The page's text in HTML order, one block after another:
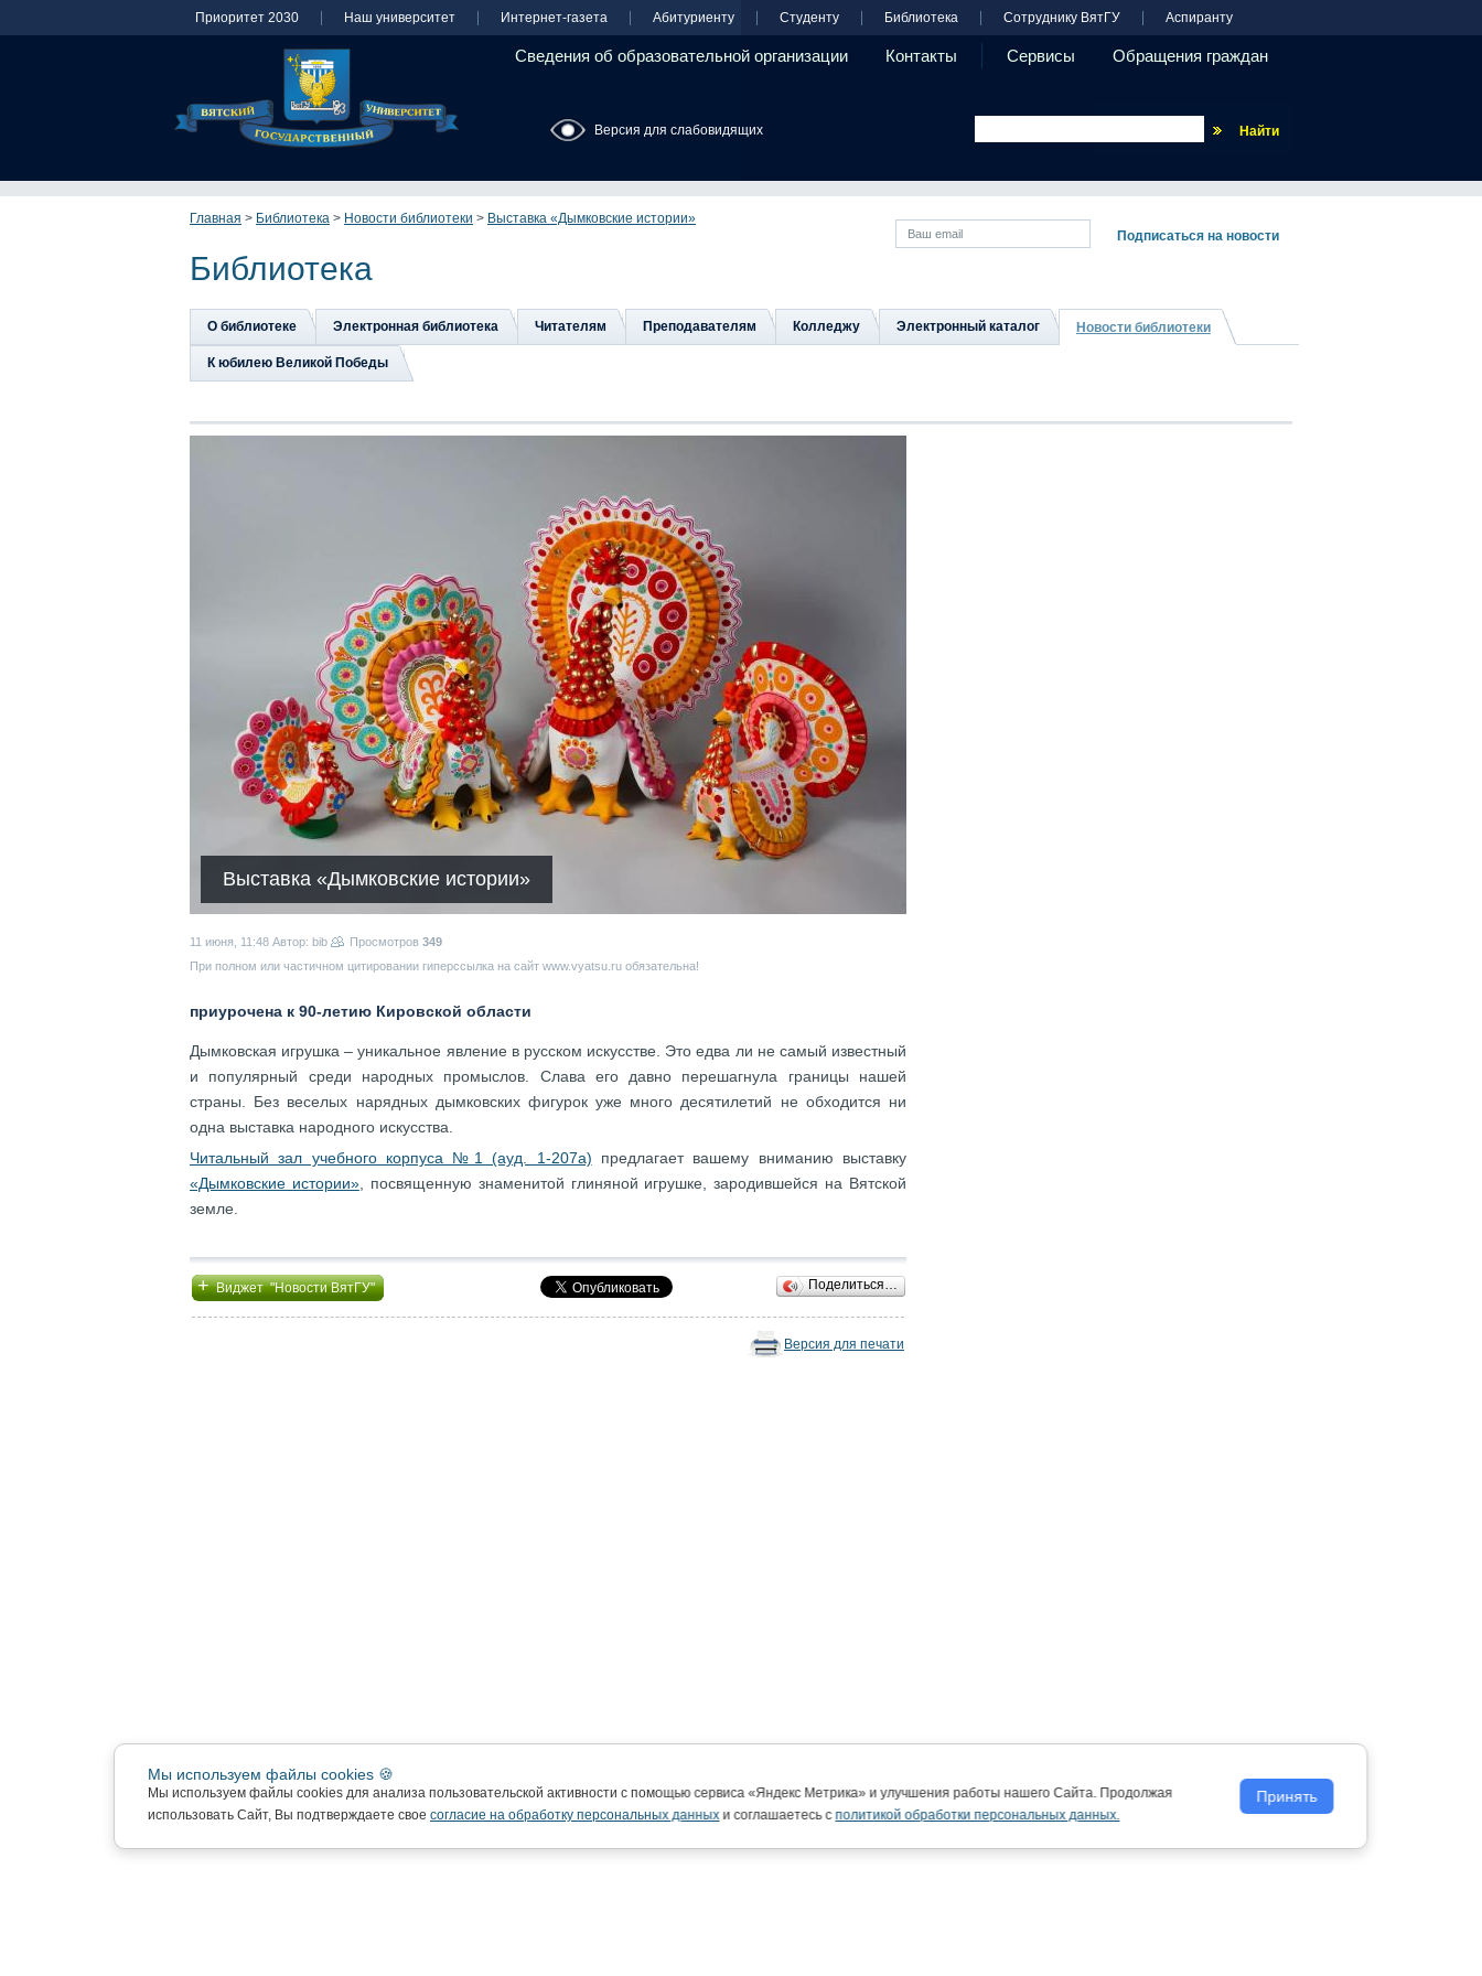
Приоритет 2030 Наш университет Интернет-газета Абитуриенту Студенту Библиотека Сотруднику ВятГУ Аспиранту
Сведения об образовательной организации Контакты Сервисы Обращения граждан
Версия для слабовидящих
Главная > Библиотека > Новости библиотеки > Выставка «Дымковские истории»
Библиотека
О библиотеке Электронная библиотека Читателям Преподавателям Колледжу Электронный каталог Новости библиотеки
К юбилею Великой Победы
Выставка «Дымковские истории»
11 июня, 11:48 Автор: bib Просмотров 349
При полном или частичном цитировании гиперссылка на сайт www.vyatsu.ru обязательна!
приурочена к 90-летию Кировской области
Дымковская игрушка – уникальное явление в русском искусстве. Это едва ли не самый известный
и популярный среди народных промыслов. Слава его давно перешагнула границы нашей
страны. Без веселых нарядных дымковских фигурок уже много десятилетий не обходится ни
одна выставка народного искусства.
Читальный зал учебного корпуса №1 (ауд. 1-207а) предлагает вашему вниманию выставку
«Дымковские истории», посвященную знаменитой глиняной игрушке, зародившейся на Вятской
земле.
+Виджет "Новости ВятГУ" Поделиться…
Версия для печати
Мы используем файлы cookies 🍪
Мы используем файлы cookies для анализа пользовательской активности с помощью сервиса «Яндекс Метрика» и улучшения работы нашего Сайта. Продолжая
использовать Сайт, Вы подтверждаете своесогласие на обработку персональных данныхи соглашаетесь сполитикой обработки персональных данных.
Принять